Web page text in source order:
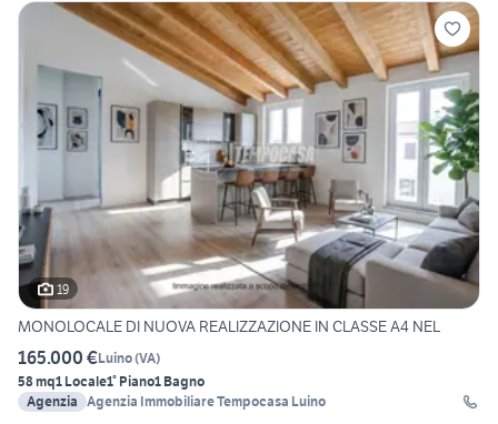
19
MONOLOCALE DI NUOVA REALIZZAZIONE IN CLASSE A4 NEL
165.000 €Luino(VA)
58 mq1 Locale1° Piano1 Bagno
Agenzia Agenzia Immobiliare Tempocasa Luino